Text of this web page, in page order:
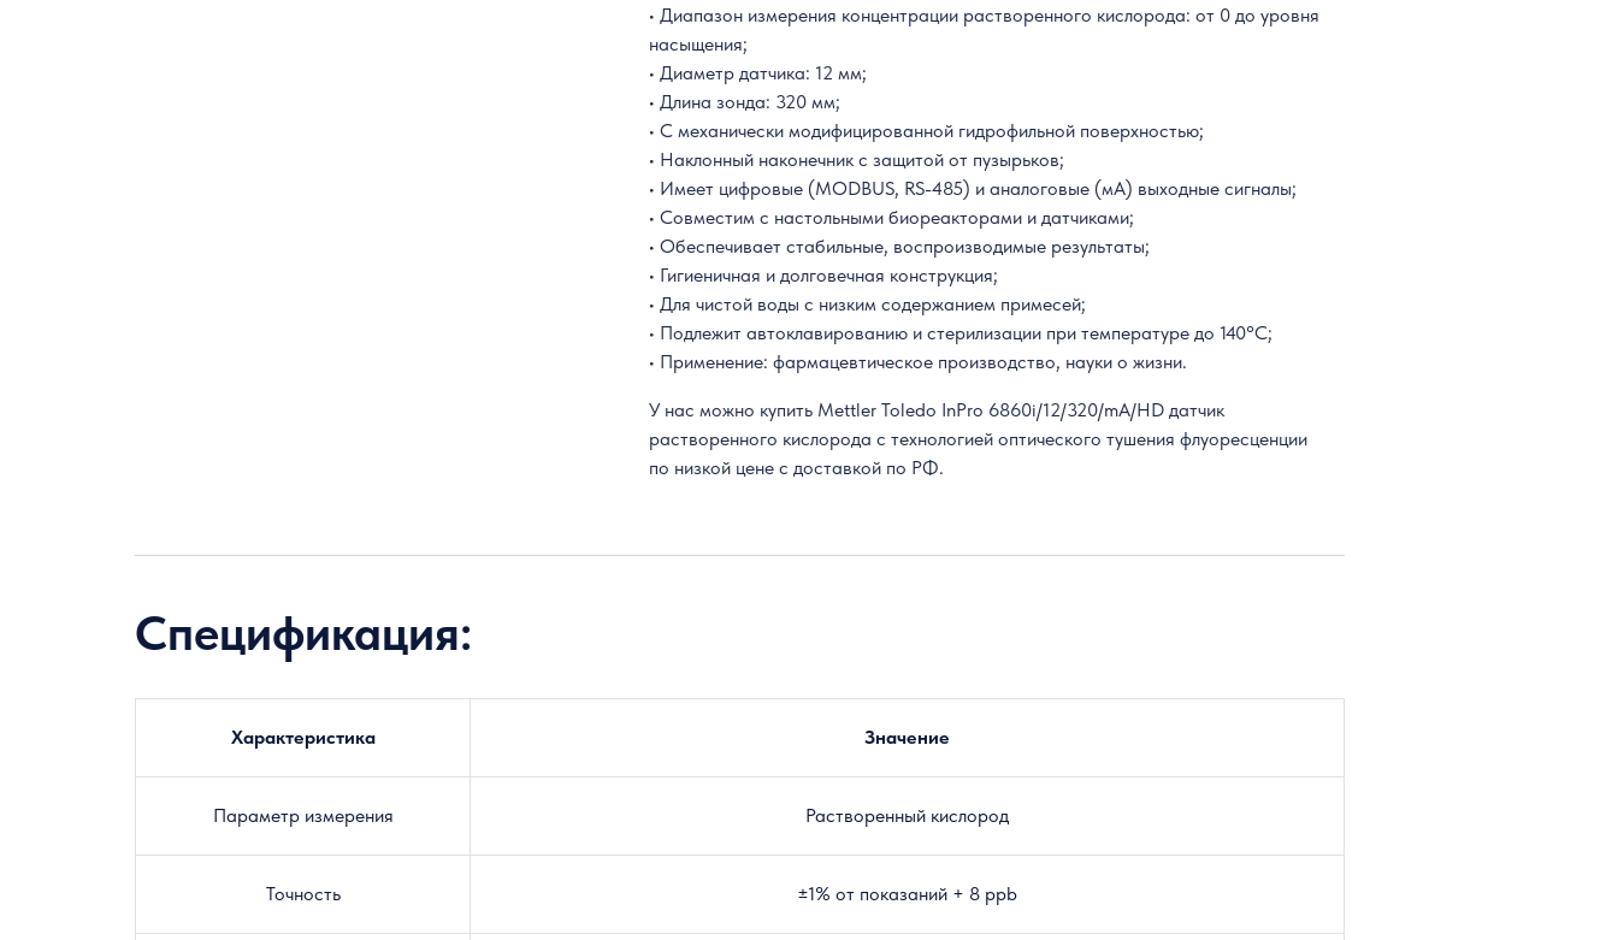
• Диапазон измерения концентрации растворенного кислорода: от 0 до уровня
насыщения;
• Диаметр датчика: 12 мм;
• Длина зонда: 320 мм;
• С механически модифицированной гидрофильной поверхностью;
• Наклонный наконечник с защитой от пузырьков;
• Имеет цифровые (MODBUS, RS-485) и аналоговые (мА) выходные сигналы;
• Совместим с настольными биореакторами и датчиками;
• Обеспечивает стабильные, воспроизводимые результаты;
• Гигиеничная и долговечная конструкция;
• Для чистой воды с низким содержанием примесей;
• Подлежит автоклавированию и стерилизации при температуре до 140°C;
• Применение: фармацевтическое производство, науки о жизни.
У нас можно купить Mettler Toledo InPro 6860i/12/320/mA/HD датчик
растворенного кислорода с технологией оптического тушения флуоресценции
по низкой цене с доставкой по РФ.
Спецификация:
Характеристика Значение
Параметр измерения Растворенный кислород
Точность ±1% от показаний + 8 ppb